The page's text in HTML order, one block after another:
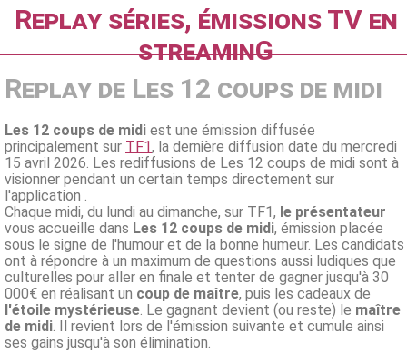
Replay séries, émissions TV en
streaminG
Replay de Les 12 coups de midi
Les 12 coups de midi est une émission diffusée
principalement sur TF1, la dernière diffusion date du mercredi
15 avril 2026. Les rediffusions de Les 12 coups de midi sont à
visionner pendant un certain temps directement sur
l'application .
Chaque midi, du lundi au dimanche, sur TF1, le présentateur
vous accueille dans Les 12 coups de midi, émission placée
sous le signe de l'humour et de la bonne humeur. Les candidats
ont à répondre à un maximum de questions aussi ludiques que
culturelles pour aller en finale et tenter de gagner jusqu'à 30
000€ en réalisant un coup de maître, puis les cadeaux de
l'étoile mystérieuse. Le gagnant devient (ou reste) le maître
de midi. Il revient lors de l'émission suivante et cumule ainsi
ses gains jusqu'à son élimination.